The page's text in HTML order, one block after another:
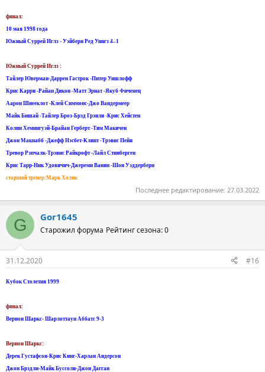
финал:
10 мая 1998 года
Южный Суррей Иглз - Уэйберн Ред Уингз 4–1
Южный Суррей Иглз :
Тайлер Юверман-Даррен Гастрок -Питер Уишлофф
Крис Карри -Райан Дикон -Maтт Эрнат -Якуб Фиченец
Аарон Шнееклот -Клей Симмонс-Джо Вандермеер
Майк Бишай -Тайлер Броз-Брэд Грэнли -Крис Хейстен
Колин Хемингуэй-Брайан Герберт -Тим Макичен
Джон Макнабб -Джефф Нэсбет-Клинт -Трэвис Пейн
Тревор Рэпчалк-Трэвис Райкрофт -Лайл Стинберген
Крис Тарр-Ник Удовичич-Джереми Ванин -Шон Уэддерберн
старший тренер:Марк Холик
Последнее редактирование: 27.03.2022
G Gor1645
Старожил форума Рейтинг сезона: 0
31.12.2020 #16
Кубок Столетия 1999
финал:
Вернон Шаркс- Шарлоттаун Аббатс 9-3
Вернон Шаркс:
Дерек Густафсон-Крис Кинг-Харлан Андерсон
Джон Брэдли-Майк Буссоли-Джон Дагган